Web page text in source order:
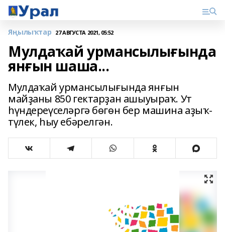
Яңылыҡтар 27 АВГУСТА 2021, 05:52
Мулдаҡай урмансылығында
янғын шаша...
Мулдаҡай урмансылығында янғын
майҙаны 850 гектарҙан ашыуыраҡ. Ут
һүндереүселәргә бөгөн бер машина аҙыҡ-
түлек, һыу ебәрелгән.